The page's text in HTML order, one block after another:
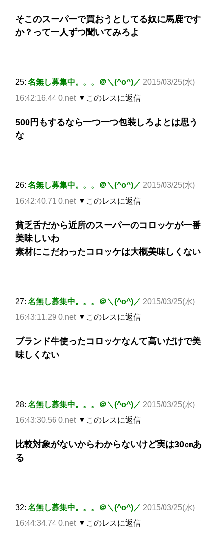
そこのスーパーで買おうとしてる奴に馬鹿です
か？って一人ずつ聞いてみろよ
25: 名無し募集中。。。＠＼(^o^)／ 2015/03/25(水)
16:42:16.44 0.net ▼このレスに返信
500円もするなら一つ一つ包装しろよとは思う
な
26: 名無し募集中。。。＠＼(^o^)／ 2015/03/25(水)
16:42:40.71 0.net ▼このレスに返信
貧乏舌だから近所のスーパーのコロッケが一番
美味しいわ
素材にこだわったコロッケは大概美味しくない
27: 名無し募集中。。。＠＼(^o^)／ 2015/03/25(水)
16:43:11.29 0.net ▼このレスに返信
ブランド牛使ったコロッケなんて高いだけで美
味しくない
28: 名無し募集中。。。＠＼(^o^)／ 2015/03/25(水)
16:43:30.56 0.net ▼このレスに返信
比較対象がないからわからないけど実は30㎝あ
る
32: 名無し募集中。。。＠＼(^o^)／ 2015/03/25(水)
16:44:34.74 0.net ▼このレスに返信